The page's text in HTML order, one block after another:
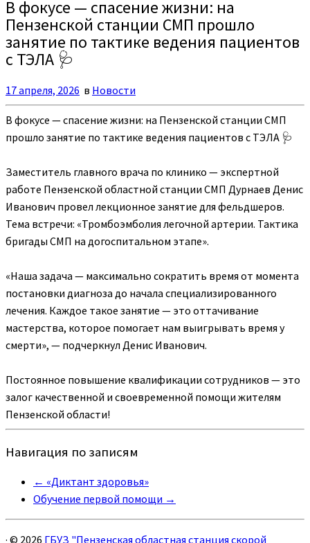
В фокусе — спасение жизни: на
Пензенской станции СМП прошло
занятие по тактике ведения пациентов
с ТЭЛА 🩺
17 апреля, 2026 в Новости
В фокусе — спасение жизни: на Пензенской станции СМП
прошло занятие по тактике ведения пациентов с ТЭЛА 🩺
Заместитель главного врача по клинико — экспертной
работе Пензенской областной станции СМП Дурнаев Денис
Иванович провел лекционное занятие для фельдшеров.
Тема встречи: «Тромбоэмболия легочной артерии. Тактика
бригады СМП на догоспитальном этапе».
«Наша задача — максимально сократить время от момента
постановки диагноза до начала специализированного
лечения. Каждое такое занятие — это оттачивание
мастерства, которое помогает нам выигрывать время у
смерти», — подчеркнул Денис Иванович.
Постоянное повышение квалификации сотрудников — это
залог качественной и своевременной помощи жителям
Пензенской области!
Навигация по записям
← «Диктант здоровья»
Обучение первой помощи →
· © 2026 ГБУЗ "Пензенская областная станция скорой